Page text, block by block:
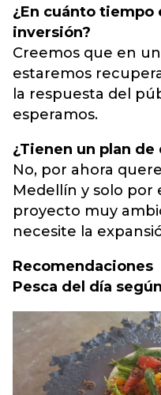
¿En cuánto tiempo
inversión?
Creemos que en
estaremos
la respuesta del
esperamos.
¿Tienen un plan de
No, por ahora
Medellín y solo por
proyecto muy
necesite la
Recomendaciones
Pesca del día